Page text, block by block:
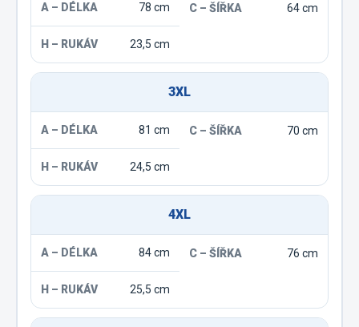
78 cm 64 cm
23,5 cm
3XL
81 cm 70 cm
24,5 cm
4XL
84 cm 76 cm
25,5 cm